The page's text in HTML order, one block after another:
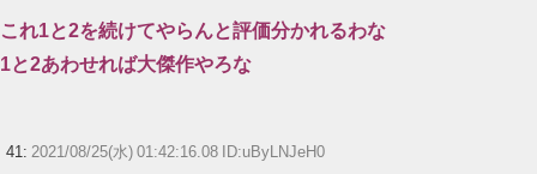
これ1と2を続けてやらんと評価分かれるわな
1と2あわせれば大傑作やろな
41: 2021/08/25(水) 01:42:16.08 ID:uByLNJeH0